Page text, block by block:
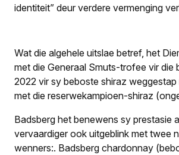
identiteit” deur verdere vermenging
Wat die algehele uitslae betref, het
met die Generaal Smuts-trofee vir die
2022 vir sy beboste shiraz weggestap
met die reserwekampioen-shiraz
Badsberg het benewens sy prestasie
vervaardiger ook uitgeblink met twee
wenners:. Badsberg chardonnay